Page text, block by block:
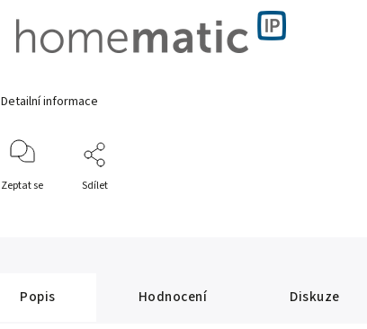
Detailní informace
Zeptat se Sdílet
Popis Hodnocení Diskuze